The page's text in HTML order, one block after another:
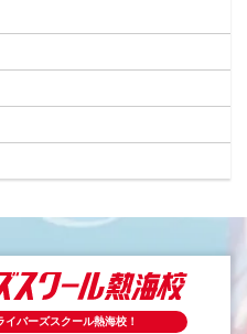
バーズスクール熱海校！